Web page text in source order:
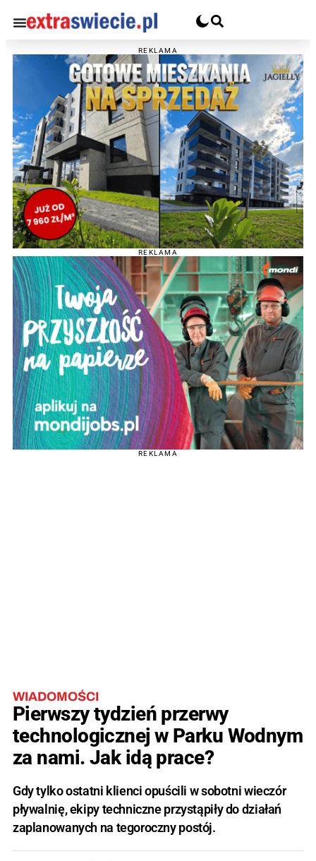
REKLAMA
REKLAMA
REKLAMA
WIADOMOŚCI
Pierwszy tydzień przerwy
technologicznej w Parku Wodnym
za nami. Jak idą prace?
Gdy tylko ostatni klienci opuścili w sobotni wieczór
pływalnię, ekipy techniczne przystąpiły do działań
zaplanowanych na tegoroczny postój.